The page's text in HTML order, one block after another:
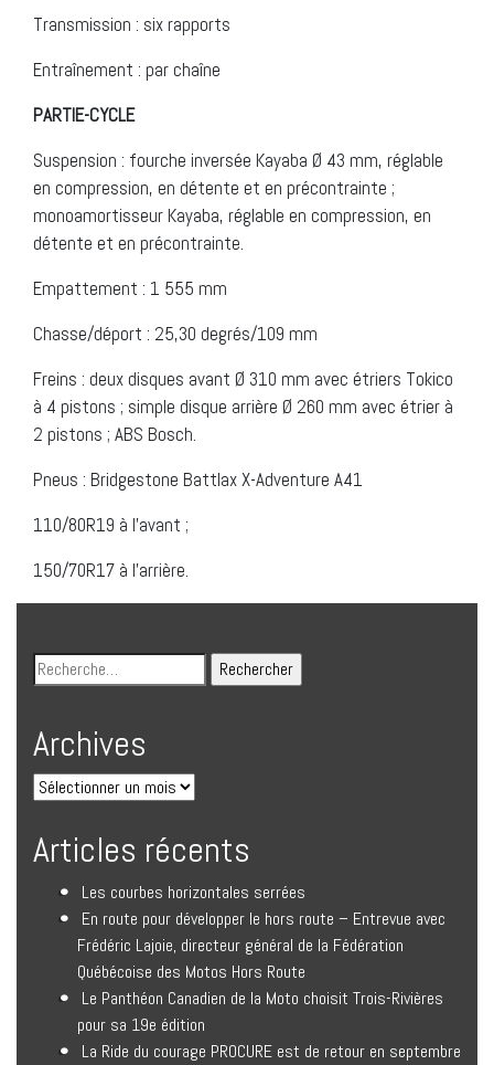
Transmission : six rapports
Entraînement : par chaîne
PARTIE-CYCLE
Suspension : fourche inversée Kayaba Ø 43 mm, réglable
en compression, en détente et en précontrainte ;
monoamortisseur Kayaba, réglable en compression, en
détente et en précontrainte.
Empattement : 1 555 mm
Chasse/déport : 25,30 degrés/109 mm
Freins : deux disques avant Ø 310 mm avec étriers Tokico
à 4 pistons ; simple disque arrière Ø 260 mm avec étrier à
2 pistons ; ABS Bosch.
Pneus : Bridgestone Battlax X-Adventure A41
110/80R19 à l’avant ;
150/70R17 à l’arrière.
Archives
Articles récents
Les courbes horizontales serrées
En route pour développer le hors route – Entrevue avec
Frédéric Lajoie, directeur général de la Fédération
Québécoise des Motos Hors Route
Le Panthéon Canadien de la Moto choisit Trois-Rivières
pour sa 19e édition
La Ride du courage PROCURE est de retour en septembre